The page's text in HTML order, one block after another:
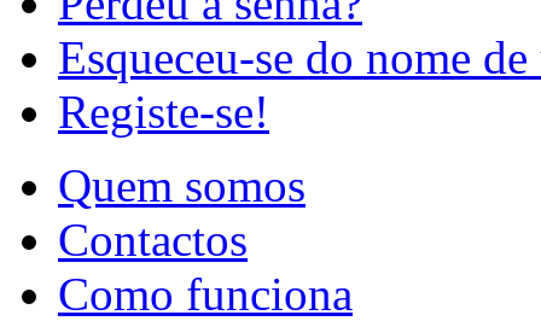
Esqueceu-se do nome
Registe-se!
Quem somos
Contactos
Como funciona